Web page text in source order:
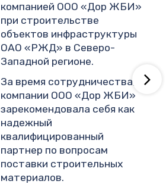
компанией ООО «Дор ЖБИ»
при строительстве
объектов инфраструктуры
ОАО «РЖД» в Северо-
Западной регионе.
За время сотрудничества,
компании ООО «Дор ЖБИ»
зарекомендовала себя как
надежный
квалифицированный
партнер по вопросам
поставки строительных
материалов.